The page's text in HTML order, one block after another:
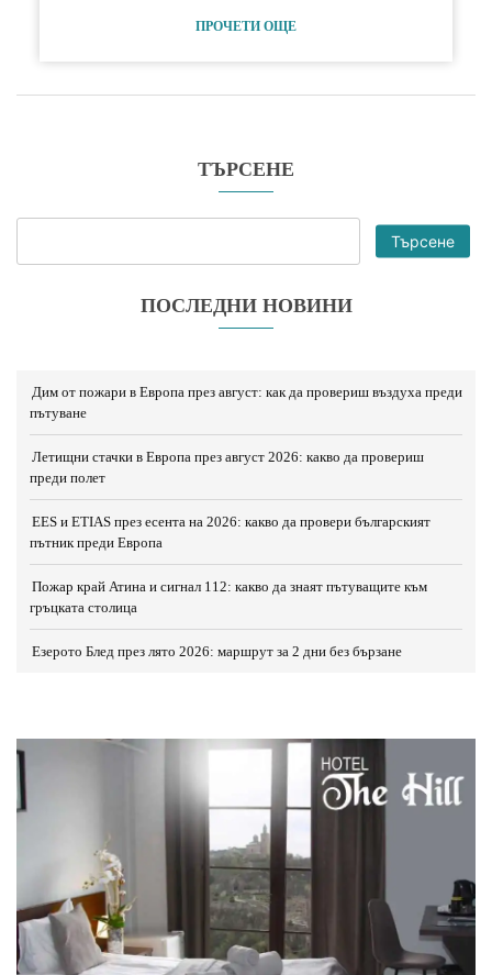
ТЪРСЕНЕ
Търсене
ПОСЛЕДНИ НОВИНИ
Дим от пожари в Европа през август: как да провериш въздуха преди
пътуване
Летищни стачки в Европа през август 2026: какво да провериш
преди полет
EES и ETIAS през есента на 2026: какво да провери българският
пътник преди Европа
Пожар край Атина и сигнал 112: какво да знаят пътуващите към
гръцката столица
Езерото Блед през лято 2026: маршрут за 2 дни без бързане
ПРОЧЕТИ ОЩЕ